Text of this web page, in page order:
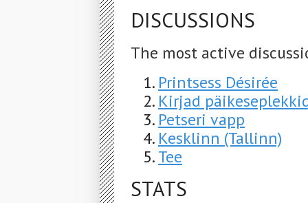
DISCUSSIONS
The most active
Printsess Désirée
Kirjad
Petseri vapp
Kesklinn (Tallinn)
Tee
STATS